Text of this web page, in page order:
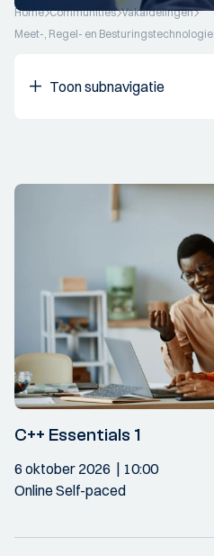
Home Communities Vakafdelingen
Meet-, Regel- en Besturingstechnologie
Toon subnavigatie
C++ Essentials 1
6 oktober 2026
10:00
Online Self-paced